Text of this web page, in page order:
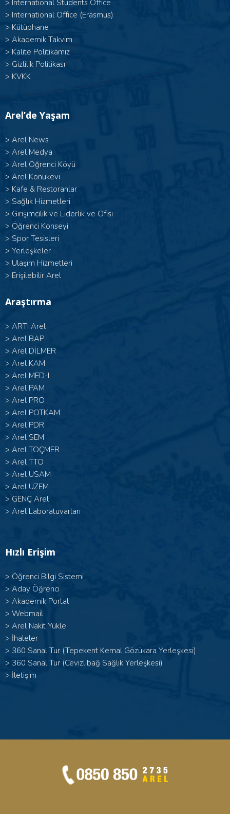
> International Students Office
> International Office (Erasmus)
> Kütüphane
> Akademik Takvim
> Kalite Politikamız
> Gizlilik Politikası
> KVKK
Arel’de Yaşam
> Arel News
> Arel Medya
> Arel Öğrenci Köyü
> Arel Konukevi
> Kafe & Restoranlar
> Sağlık Hizmetleri
> Girişimcilik ve Liderlik ve Ofisi
> Öğrenci Konseyi
> Spor Tesisleri
> Yerleşkeler
> Ulaşım Hizmetleri
> Erişilebilir Arel
Araştırma
> ARTI Arel
> Arel BAP
> Arel DİLMER
> Arel KAM
> Arel MED-I
> Arel PAM
> Arel PRO
> Arel POTKAM
> Arel PDR
> Arel SEM
> Arel TOÇMER
> Arel TTO
> Arel USAM
> Arel UZEM
> GENÇ Arel
> Arel Laboratuvarları
Hızlı Erişim
> Öğrenci Bilgi Sistemi
> Aday Öğrenci
> Akademik Portal
> Webmail
> Arel Nakit Yükle
> İhaleler
> 360 Sanal Tur (Tepekent Kemal Gözükara Yerleşkesi)
> 360 Sanal Tur (Cevizlibağ Sağlık Yerleşkesi)
> İletişim